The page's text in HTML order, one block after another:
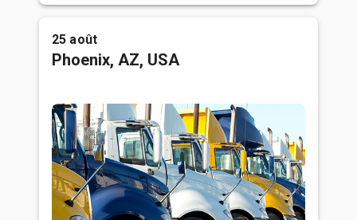
25 août
Phoenix, AZ, USA